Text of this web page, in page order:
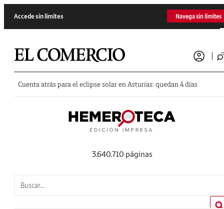
Accede sin límites Navega sin límites
Cuenta atrás para el eclipse solar en Asturias: quedan 4 días
3.640.710 páginas